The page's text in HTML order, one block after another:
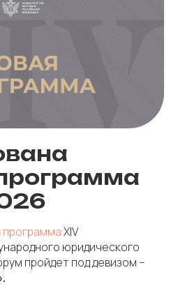
программаXIV
юридического
пройдет под девизом –